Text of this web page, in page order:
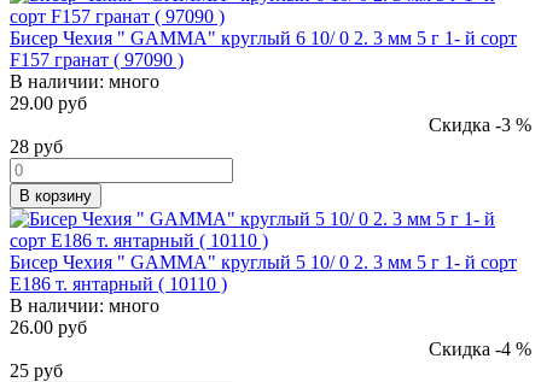
Бисер Чехия " GAMMA" круглый 6 10/ 0 2. 3 мм 5 г 1- й сорт
F157 гранат ( 97090 )
В наличии: много
29.00 руб
Скидка -3 %
28 руб
В корзину
Бисер Чехия " GAMMA" круглый 5 10/ 0 2. 3 мм 5 г 1- й сорт
E186 т. янтарный ( 10110 )
В наличии: много
26.00 руб
Скидка -4 %
25 руб